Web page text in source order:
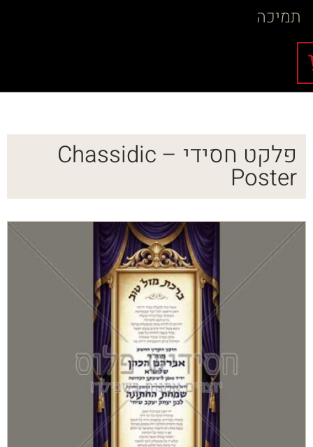
תמיכה
פלקט חסידי – Chassidic
Poster